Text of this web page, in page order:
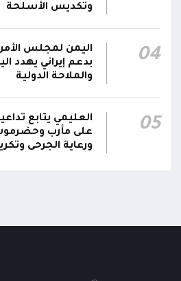
وتكديس الأسلحة
04
اليمن لمجلس
بدعم إيراني يهدد
والملاحة الدولية
05
العليمي يتابع
على مأرب
ورعاية الجرحى